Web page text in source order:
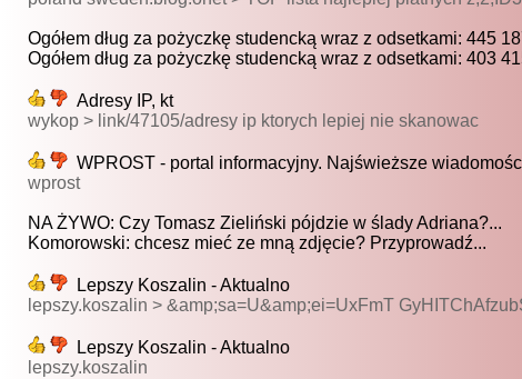
Ogółem dług za pożyczkę studencką wraz z odsetkami: 445
Ogółem dług za pożyczkę studencką wraz z odsetkami: 403
Adresy IP, kt
wykop > link/47105/adresy ip ktorych lepiej nie skanowac
WPROST - portal informacyjny. Najświeższe
wprost
NA ŻYWO: Czy Tomasz Zieliński pójdzie w ślady Adriana?...
Komorowski: chcesz mieć ze mną zdjęcie? Przyprowadź...
Lepszy Koszalin - Aktualno
lepszy.koszalin > &amp;sa=U&amp;ei=UxFmT
Lepszy Koszalin - Aktualno
lepszy.koszalin